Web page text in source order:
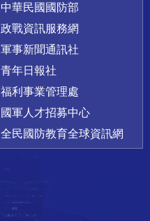
中華民國國防部
政戰資訊服務網
軍事新聞通訊社
青年日報社
福利事業管理處
國軍人才招募中心
全民國防教育全球資訊網